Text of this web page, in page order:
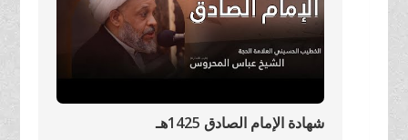
شهادة الإمام الصادق 1425هـ